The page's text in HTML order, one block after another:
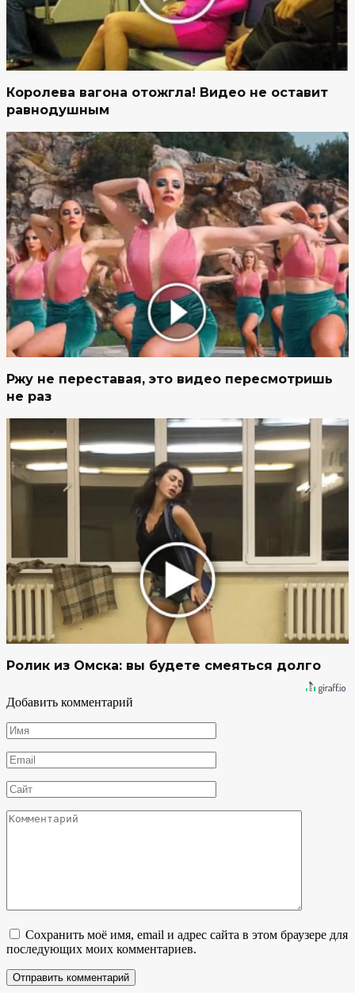
Королева вагона отожгла! Видео не оставит
равнодушным
Ржу не переставая, это видео пересмотришь
не раз
Ролик из Омска: вы будете смеяться долго
Добавить комментарий
Имя
*
Email
*
Сайт
Комментарий
Сохранить моё имя, email и адрес сайта в этом браузере для
последующих моих комментариев.